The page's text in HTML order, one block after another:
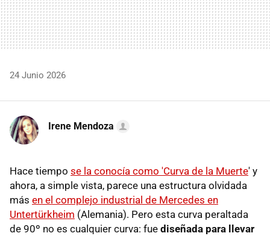
24 Junio 2026
Irene Mendoza
Hace tiempo se la conocía como 'Curva de la Muerte' y
ahora, a simple vista, parece una estructura olvidada
más en el complejo industrial de Mercedes en
Untertürkheim (Alemania). Pero esta curva peraltada
de 90º no es cualquier curva: fue diseñada para llevar